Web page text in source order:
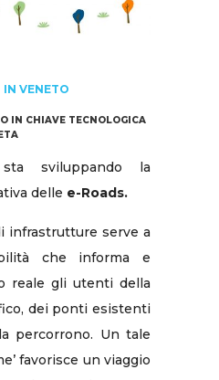
IN VENETO
IN CHIAVE TECNOLOGICA
sviluppando la
delle e-Roads.
infrastrutture serve a
che informa e
reale gli utenti della
dei ponti esistenti
percorrono. Un tale
favorisce un viaggio